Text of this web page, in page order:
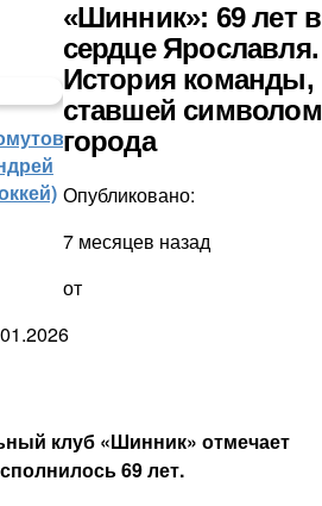
«Шинник»: 69 лет в
сердце Ярославля.
История команды,
ставшей символом
города
Опубликовано:
7 месяцев назад
от
клуб «Шинник» отмечает
69 лет.